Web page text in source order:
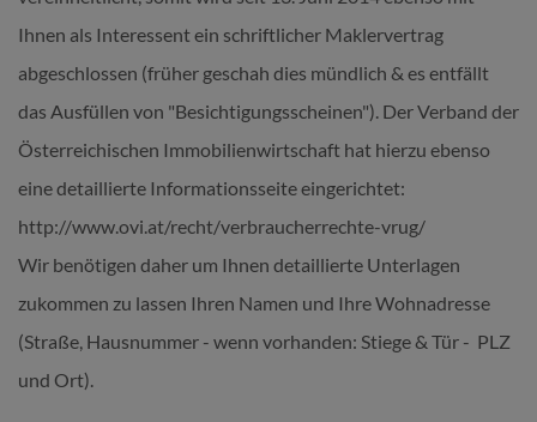
Ihnen als Interessent ein schriftlicher Maklervertrag
abgeschlossen (früher geschah dies mündlich & es entfällt
das Ausfüllen von "Besichtigungsscheinen"). Der Verband der
Österreichischen Immobilienwirtschaft hat hierzu ebenso
eine detaillierte Informationsseite eingerichtet:
http://www.ovi.at/recht/verbraucherrechte-vrug/
Wir benötigen daher um Ihnen detaillierte Unterlagen
zukommen zu lassen Ihren Namen und Ihre Wohnadresse
(Straße, Hausnummer - wenn vorhanden: Stiege & Tür - PLZ
und Ort).